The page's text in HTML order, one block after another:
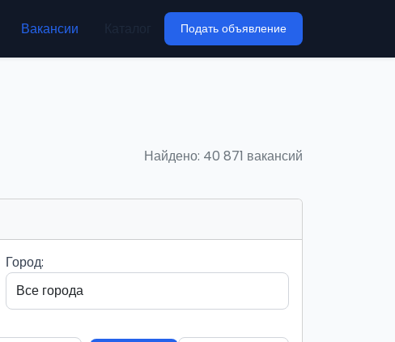
Вакансии Подать объявление
Найдено: 40 871 вакансий
Город: